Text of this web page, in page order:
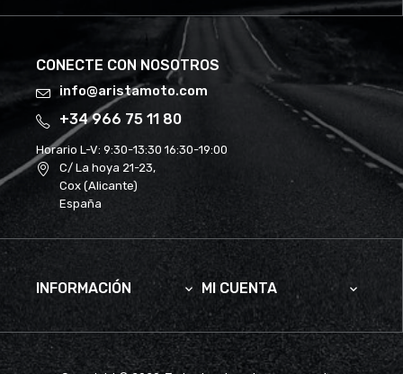
CONECTE CON NOSOTROS
info@aristamoto.com
+34 966 75 11 80
Horario L-V: 9:30-13:30 16:30-19:00
C/ La hoya 21-23,
Cox (Alicante)
España
INFORMACIÓN  MI CUENTA 